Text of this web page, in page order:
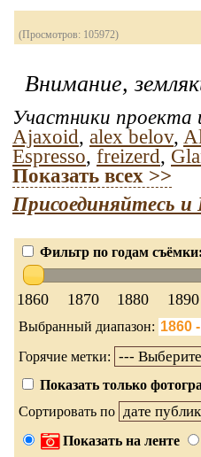
(Просмотров: 105972)
Внимание,
Участники проекта
Ajaxoid, alex belov,
Espresso, freizerd,
Показать всех >>
Присоединяйтесь
Фильтр по годам
1860 1870 1880 1890
Выбранный диапазон:
Горячие метки:
Показать только
Сортировать по
Показать на ленте